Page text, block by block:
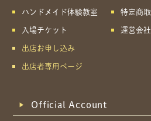
ハンドメイド体験教室
入場チケット
出店お申し込み
出店者専用ページ
特定商
運営会社
Official Account